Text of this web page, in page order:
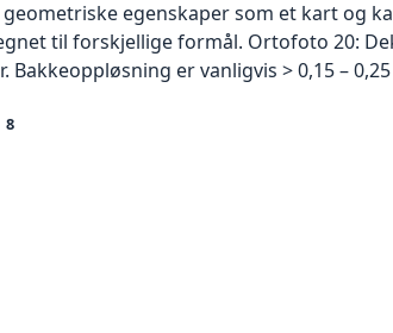
egenskaper som et kart og
til forskjellige formål. Ortofoto 20:
er vanligvis > 0,15 –
8